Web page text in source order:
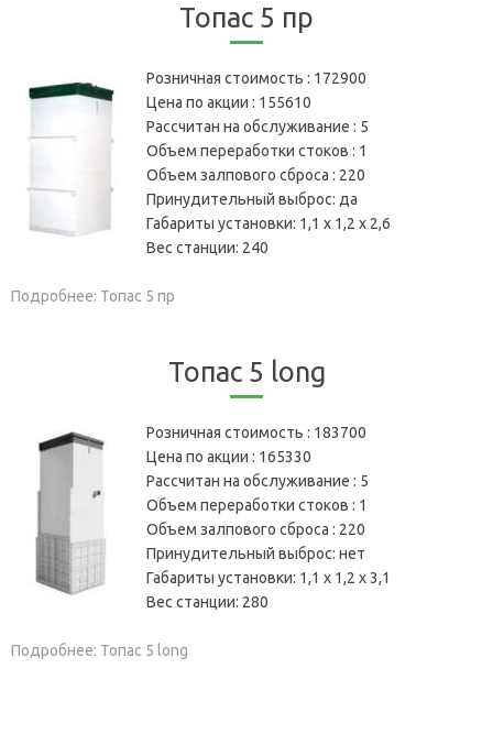
Топас 5 пр
Розничная стоимость : 172900
Цена по акции : 155610
Рассчитан на обслуживание : 5
Объем переработки стоков : 1
Объем залпового сброса : 220
Принудительный выброс: да
Габариты установки: 1,1 х 1,2 х 2,6
Вес станции: 240
Подробнее: Топас 5 пр
Топас 5 long
Розничная стоимость : 183700
Цена по акции : 165330
Рассчитан на обслуживание : 5
Объем переработки стоков : 1
Объем залпового сброса : 220
Принудительный выброс: нет
Габариты установки: 1,1 х 1,2 х 3,1
Вес станции: 280
Подробнее: Топас 5 long